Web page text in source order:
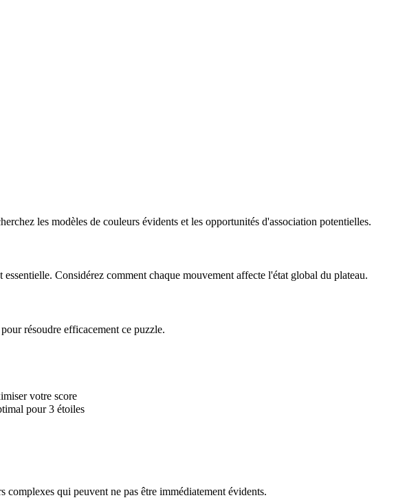
les modèles de couleurs évidents et les opportunités d'association potentielles.
Considérez comment chaque mouvement affecte l'état global du plateau.
résoudre efficacement ce puzzle.
votre score
pour 3 étoiles
qui peuvent ne pas être immédiatement évidents.